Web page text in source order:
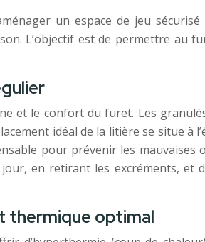
un espace de jeu
L’objectif est de permettre
et le confort du furet. Les
idéal de la litière se situe à
pour prévenir les
en retirant les excréments,
thermique optimal